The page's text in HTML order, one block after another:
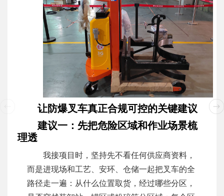
让防爆叉车真正合规可控的关键建议
建议一：先把危险区域和作业场景梳
理透
我接项目时，坚持先不看任何供应商资料，
而是进现场和工艺、安环、仓储一起把叉车的全
路径走一遍：从什么位置取货，经过哪些分区，